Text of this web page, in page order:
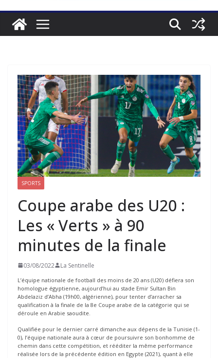
SPORTS
Coupe arabe des U20 :
Les « Verts » à 90
minutes de la finale
03/08/2022 La Sentinelle
L’équipe nationale de football des moins de 20 ans (U20) défiera son
homologue égyptienne, aujourd’hui au stade Emir Sultan Bin
Abdelaziz d’Abha (19h00, algérienne), pour tenter d’arracher sa
qualification à la finale de la 8e Coupe arabe de la catégorie qui se
déroule en Arabie saoudite.
Qualifiée pour le dernier carré dimanche aux dépens de la Tunisie (1-
0), l’équipe nationale aura à cœur de poursuivre son bonhomme de
chemin dans cette compétition, et rééditer la même performance
réalisée lors de la précédente édition en Egypte (2021), quant à elle